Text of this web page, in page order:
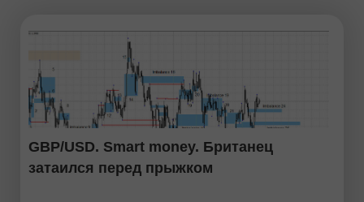
GBP/USD. Smart money. Британец
затаился перед прыжком